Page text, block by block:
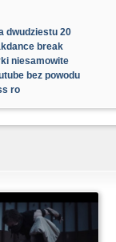
dwudziestu 20
break
niesamowite
bez powodu
ro